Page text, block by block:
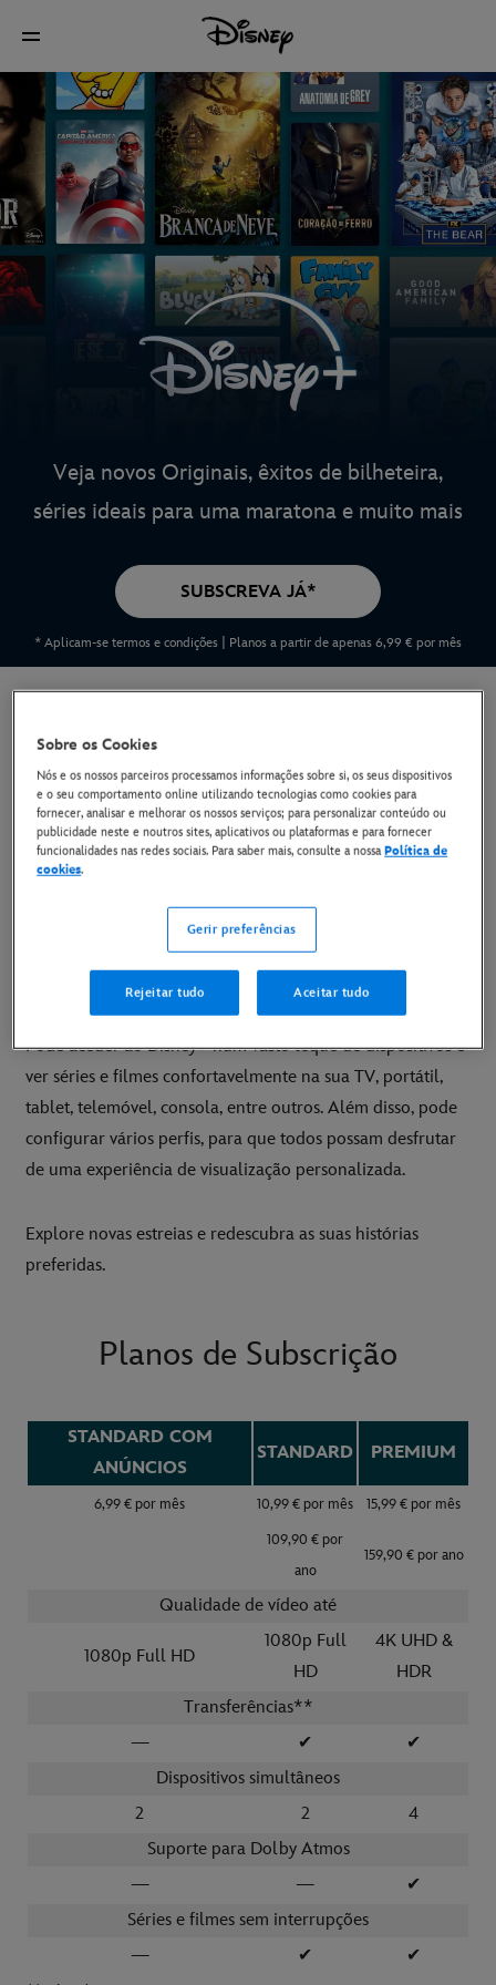
Veja novos Originais, êxitos de bilheteira,
séries ideais para uma maratona e muito mais
SUBSCREVA JÁ*
* Aplicam-se termos e condições | Planos a partir de apenas 6,99 € por mês
saber sobre o Disney+
Descubra as melhores histórias da Disney,
Pixar, Marvel, Star Wars, National Geographic,
Hulu e muito mais, num único lugar. Continue
a ler para conhecer ainda mais razões para
adorar o Disney+.
Pode aceder ao Disney+ num vasto leque de dispositivos e
ver séries e filmes confortavelmente na sua TV, portátil,
tablet, telemóvel, consola, entre outros. Além disso, pode
configurar vários perfis, para que todos possam desfrutar
de uma experiência de visualização personalizada.
Explore novas estreias e redescubra as suas histórias
preferidas.
Planos de Subscrição
STANDARD COM
ANÚNCIOS
STANDARD PREMIUM
6,99 € por mês 10,99 € por mês
15,99 € por mês
109,90 € por
ano
159,90 € por ano
Qualidade de vídeo até
1080p Full HD
1080p Full
HD
4K UHD &
HDR
Transferências**
—
✔
✔
Dispositivos simultâneos
2
2
4
Suporte para Dolby Atmos
—
—
✔
Séries e filmes sem interrupções
—
✔ ✔
Sobre os Cookies
Nós e os nossos parceiros processamos informações sobre si, os seus dispositivos
e o seu comportamento online utilizando tecnologias como cookies para
fornecer, analisar e melhorar os nossos serviços; para personalizar conteúdo ou
publicidade neste e noutros sites, aplicativos ou plataformas e para fornecer
funcionalidades nas redes sociais. Para saber mais, consulte a nossaPolítica de
cookies.
Gerir preferências
Rejeitar tudo Aceitar tudo